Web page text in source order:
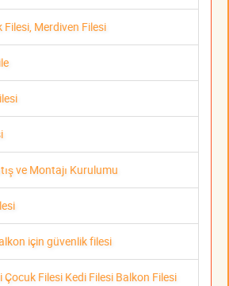
Merdiven Filesi
ve Montajı Kurulumu
için güvenlik filesi
Filesi Kedi Filesi Balkon Filesi